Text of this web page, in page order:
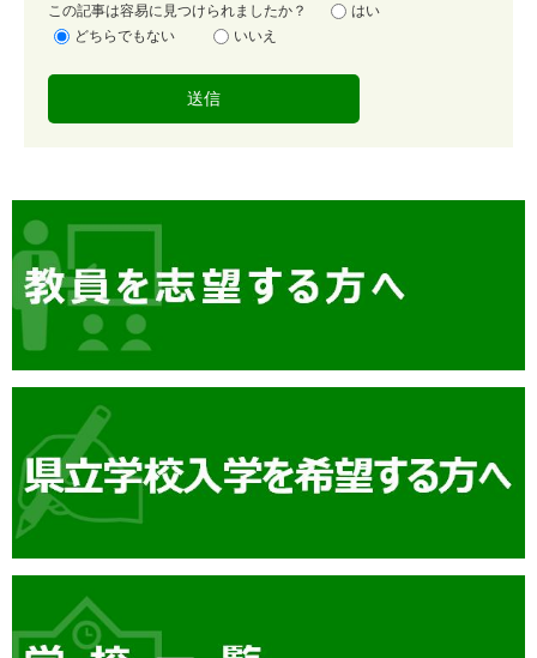
容
易
この記事は容易に見つけられましたか？
はい
どちらでもない
いいえ